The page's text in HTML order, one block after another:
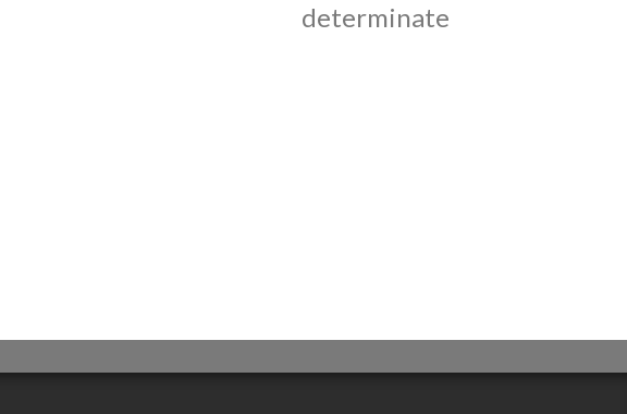
determinate